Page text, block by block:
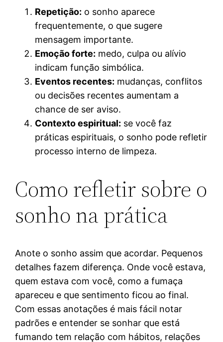
Repetição: o sonho aparece
frequentemente, o que sugere
mensagem importante.
Emoção forte: medo, culpa ou alívio
indicam função simbólica.
Eventos recentes: mudanças, conflitos
ou decisões recentes aumentam a
chance de ser aviso.
Contexto espiritual: se você faz
práticas espirituais, o sonho pode refletir
processo interno de limpeza.
Como refletir sobre o
sonho na prática
Anote o sonho assim que acordar. Pequenos
detalhes fazem diferença. Onde você estava,
quem estava com você, como a fumaça
apareceu e que sentimento ficou ao final.
Com essas anotações é mais fácil notar
padrões e entender se sonhar que está
fumando tem relação com hábitos, relações